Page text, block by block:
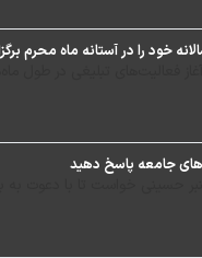
جامعه پاسخ دهید